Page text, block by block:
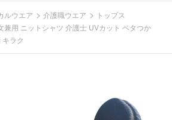
ルウエア > 介護職ウエア > トップス
兼用 ニットシャツ 介護士 UVカット ベタつか
ラク